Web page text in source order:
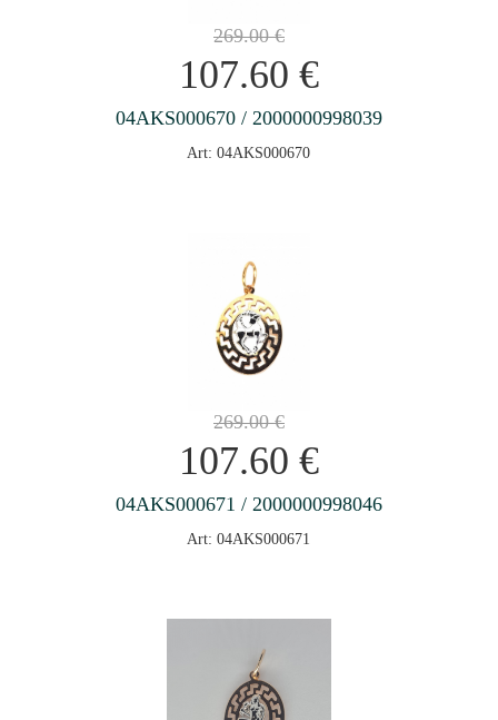
269.00€
107.60 €
04AKS000670 / 2000000998039
Art: 04AKS000670
269.00€
107.60 €
04AKS000671 / 2000000998046
Art: 04AKS000671